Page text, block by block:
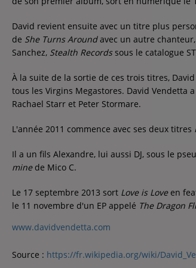
David revient ensuite avec un titre plus
de She Turns Around avec un autre
Sanchez, Stealth Records sous le catalogue
À la suite de la sortie de ces trois titres,
tous les Virgins Megastores. David Vendetta
Rachael Starr et Peter Stormare.
L'année 2011 commence avec ses deux titres
Il a un fils Alexandre, lui aussi DJ, sous le
mine de Mico C.
Le 17 septembre 2013 sort Love is Love en
le 11 novembre d'un EP appelé The Dragon
www.davidvendetta.com
Source : https://fr.wikipedia.org/wiki/